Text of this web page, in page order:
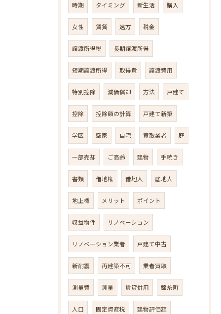
時期 タイミング 新生活 購入
女性 賃貸 遠方 税金
譲渡所得税 長期譲渡所得
短期譲渡所得 取得費 譲渡費用
特別控除 減価償却 方法 戸建て
控除 控除額の計算 戸建て新築
学区 空家 自宅 買取業者 庭
一部売却 ご高齢 建物 手続き
書類 借地権 借地人 底地人
地上権 メリット ポイント
収益物件 リノベーション
リノベーション業者 戸建て中古
新耐震 再建築不可 業者買取
測量費 測量 賃貸併用 錦糸町
人口 固定資産税 建物評価額